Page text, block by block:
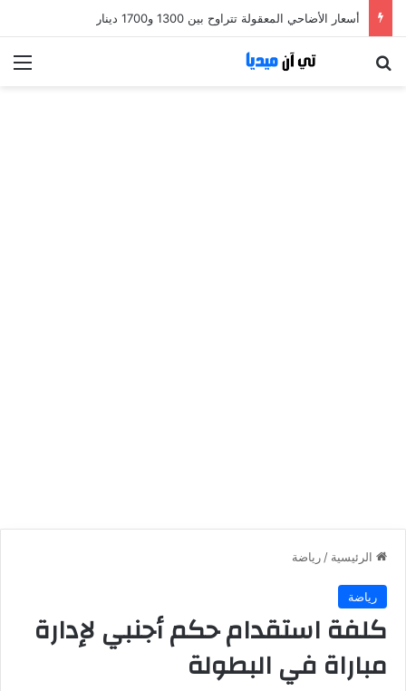
أسعار الأضاحي المعقولة تتراوح بين 1300 و1700 دينار
الرئيسية / رياضة
رياضة
كلفة استقدام حكم أجنبي لإدارة
مباراة في البطولة